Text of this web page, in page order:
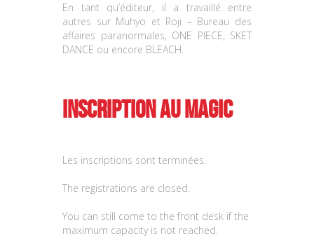
En tant qu’éditeur, il a travaillé entre
autres sur Muhyo et Roji – Bureau des
affaires paranormales, ONE PIECE, SKET
DANCE ou encore BLEACH.
Inscription au MAGIC
Les inscriptions sont terminées.
The registrations are closed.
You can still come to the front desk if the
maximum capacity is not reached.